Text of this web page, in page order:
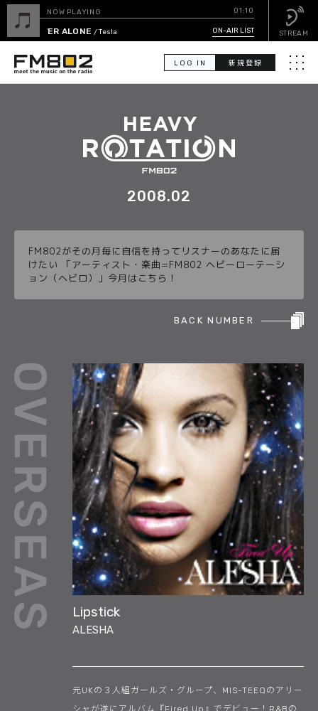
LOG IN 新規登録 メニ
索
GUEST CALENDAR
EVENT CALENDAR
HEAVY ROTATION
DJ
FAQ
ONLINESHOP
NOW PLAYING 01:10
NEVER ALONE / Tesla ON-AIR LIST STREAM
2008.02
FM802がその月毎に自信を持ってリスナーのあなたに届
けたい 「アーティスト・楽曲=FM802 ヘビーローテーシ
ョン（ヘビロ）」今月はこちら！
BACK NUMBER
Lipstick
ALESHA
元UKの３人組ガールズ・グループ、MIS-TEEQのアリー